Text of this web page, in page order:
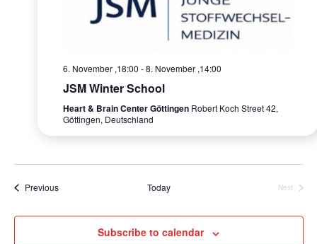
6. November ,18:00 -8. November ,14:00
JSM Winter School
Heart & Brain Center Göttingen Robert Koch Street 42,
Göttingen, Deutschland
PreviousEvents Today
Next
Subscribe to calendar